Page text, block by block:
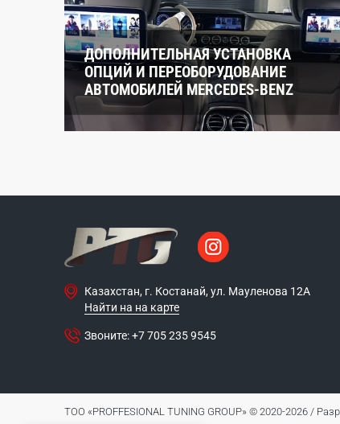
ДОПОЛНИТЕЛЬНАЯ УСТАНОВКА
ОПЦИЙ И ПЕРЕОБОРУДОВАНИЕ
АВТОМОБИЛЕЙ MERCEDES-BENZ
Казахстан, г. Костанай, ул. Мауленова 12А
Найти на на карте
Звоните:+7 705 235 9545
ТОО «PROFFESIONAL TUNING GROUP» © 2020-2026 /